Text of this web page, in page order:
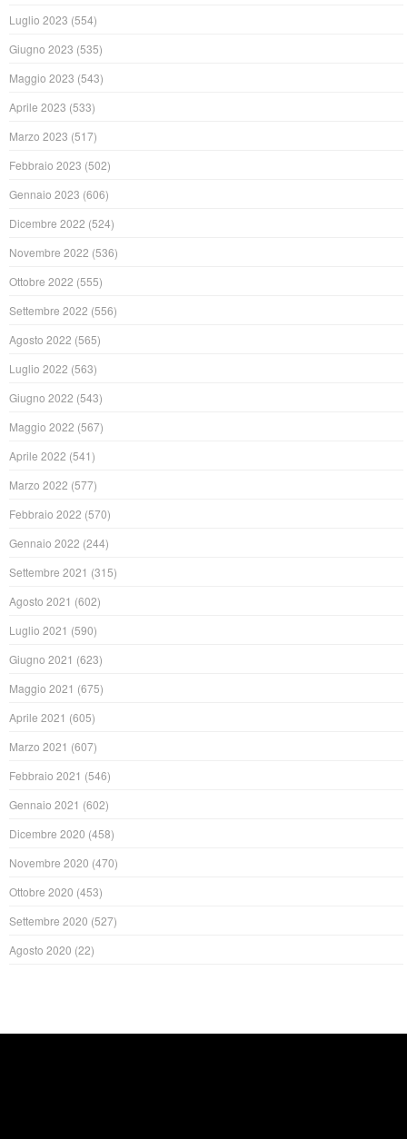
Luglio 2023 (554)
Giugno 2023 (535)
Maggio 2023 (543)
Aprile 2023 (533)
Marzo 2023 (517)
Febbraio 2023 (502)
Gennaio 2023 (606)
Dicembre 2022 (524)
Novembre 2022 (536)
Ottobre 2022 (555)
Settembre 2022 (556)
Agosto 2022 (565)
Luglio 2022 (563)
Giugno 2022 (543)
Maggio 2022 (567)
Aprile 2022 (541)
Marzo 2022 (577)
Febbraio 2022 (570)
Gennaio 2022 (244)
Settembre 2021 (315)
Agosto 2021 (602)
Luglio 2021 (590)
Giugno 2021 (623)
Maggio 2021 (675)
Aprile 2021 (605)
Marzo 2021 (607)
Febbraio 2021 (546)
Gennaio 2021 (602)
Dicembre 2020 (458)
Novembre 2020 (470)
Ottobre 2020 (453)
Settembre 2020 (527)
Agosto 2020 (22)